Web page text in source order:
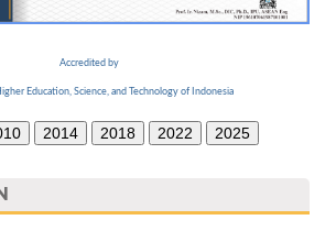
Accredited by
Education, Science, and Technology of Indonesia
2014 2018 2022 2025